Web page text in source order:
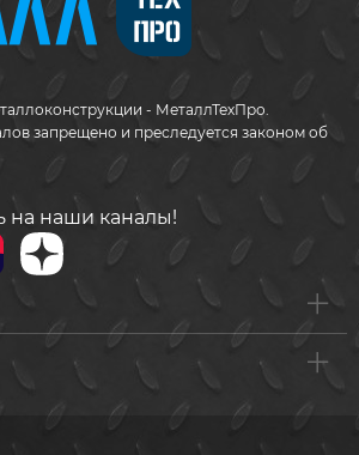
- МеталлТехПро.
запрещено и преследуется законом об
на наши каналы!